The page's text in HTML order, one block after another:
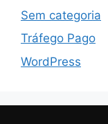
Sem categoria
Tráfego Pago
WordPress